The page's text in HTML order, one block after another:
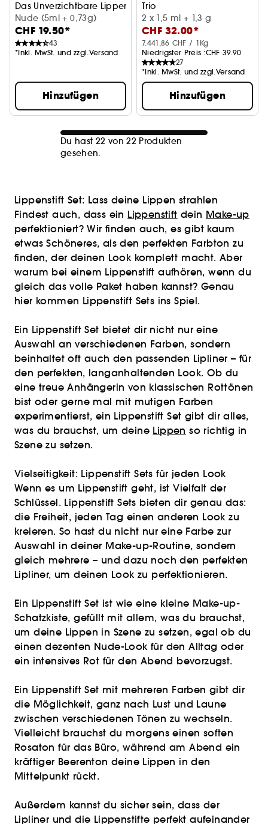
Das Unverzichtbare Lippenduo
Nude (5ml + 0,73g)
CHF 19.50*
43
*Inkl. MwSt. und zzgl.Versand
Hinzufügen
Trio
Lippen-Trio-Set
2 x 1,5 ml + 1,3 g
CHF 32.00*
7.441,86 CHF / 1Kg
Niedrigster Preis :CHF 39.90
27
*Inkl. MwSt. und zzgl.Versand
Hinzufügen
Du hast 22 von 22 Produkten
gesehen.
Lippenstift Set: Lass deine Lippen strahlen
Findest auch, dass ein Lippenstift dein Make-up
perfektioniert? Wir finden auch, es gibt kaum
etwas Schöneres, als den perfekten Farbton zu
finden, der deinen Look komplett macht. Aber
warum bei einem Lippenstift aufhören, wenn du
gleich das volle Paket haben kannst? Genau
hier kommen Lippenstift Sets ins Spiel.
Ein Lippenstift Set bietet dir nicht nur eine
Auswahl an verschiedenen Farben, sondern
beinhaltet oft auch den passenden Lipliner – für
den perfekten, langanhaltenden Look. Ob du
eine treue Anhängerin von klassischen Rottönen
bist oder gerne mal mit mutigen Farben
experimentierst, ein Lippenstift Set gibt dir alles,
was du brauchst, um deine Lippen so richtig in
Szene zu setzen.
Vielseitigkeit: Lippenstift Sets für jeden Look
Wenn es um Lippenstift geht, ist Vielfalt der
Schlüssel. Lippenstift Sets bieten dir genau das:
die Freiheit, jeden Tag einen anderen Look zu
kreieren. So hast du nicht nur eine Farbe zur
Auswahl in deiner Make-up-Routine, sondern
gleich mehrere – und dazu noch den perfekten
Lipliner, um deinen Look zu perfektionieren.
Ein Lippenstift Set ist wie eine kleine Make-up-
Schatzkiste, gefüllt mit allem, was du brauchst,
um deine Lippen in Szene zu setzen, egal ob du
einen dezenten Nude-Look für den Alltag oder
ein intensives Rot für den Abend bevorzugst.
Ein Lippenstift Set mit mehreren Farben gibt dir
die Möglichkeit, ganz nach Lust und Laune
zwischen verschiedenen Tönen zu wechseln.
Vielleicht brauchst du morgens einen soften
Rosaton für das Büro, während am Abend ein
kräftiger Beerenton deine Lippen in den
Mittelpunkt rückt.
Außerdem kannst du sicher sein, dass der
Lipliner und die Lippenstifte perfekt aufeinander